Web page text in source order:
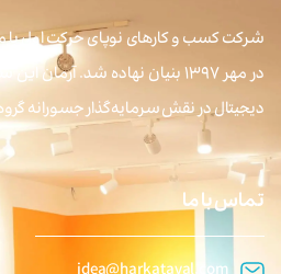
شرکت کسب و کارهای نوپای حرکت اول با
در مهر ۱۳۹۷ بنیان نهاده شد.
دیجیتال در نقش سرمایه‌گذار جسورانه
تماس با ما